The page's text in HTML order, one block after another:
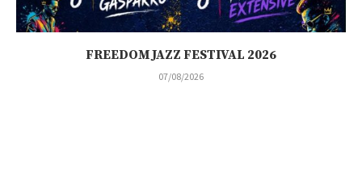
FREEDOM JAZZ FESTIVAL 2026
07/08/2026